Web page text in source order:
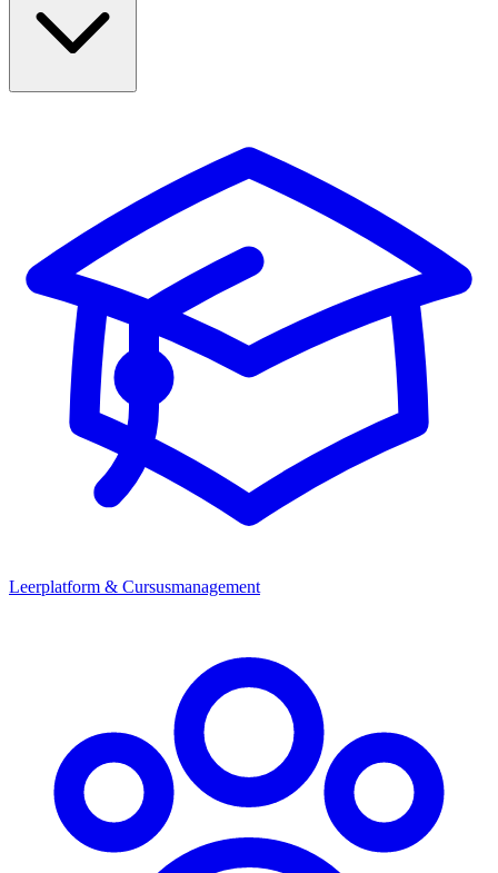
Leerplatform & Cursusmanagement